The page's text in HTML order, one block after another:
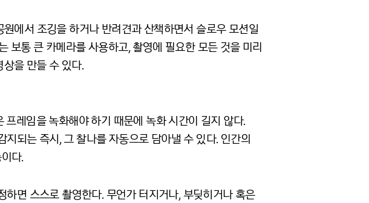
에서 조깅을 하거나 반려견과 산책하면서 슬로우 모션일
보통 큰 카메라를 사용하고, 촬영에 필요한 모든 것을 미리
을 만들 수 있다.
레임을 녹화해야 하기 때문에 녹화 시간이 길지 않다.
되는 즉시, 그 찰나를 자동으로 담아낼 수 있다. 인간의
다.
면 스스로 촬영한다. 무언가 터지거나, 부딪히거나 혹은